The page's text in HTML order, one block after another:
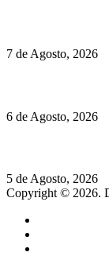
7 de Agosto, 2026
6 de Agosto, 2026
5 de Agosto, 2026
Copyright © 2026.